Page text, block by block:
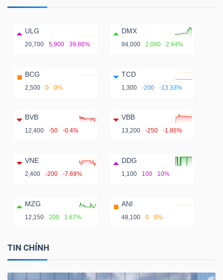
ULG
20,700 5,900 39.86%
DMX
84,000 2,000 2.44%
BCG
2,500 0 0%
TCD
1,300 -200 -13.33%
BVB
12,400 -50 -0.4%
VBB
13,200 -250 -1.86%
VNE
2,400 -200 -7.69%
DDG
1,100 100 10%
MZG
12,150 200 1.67%
ANI
48,100 0 0%
TIN CHÍNH